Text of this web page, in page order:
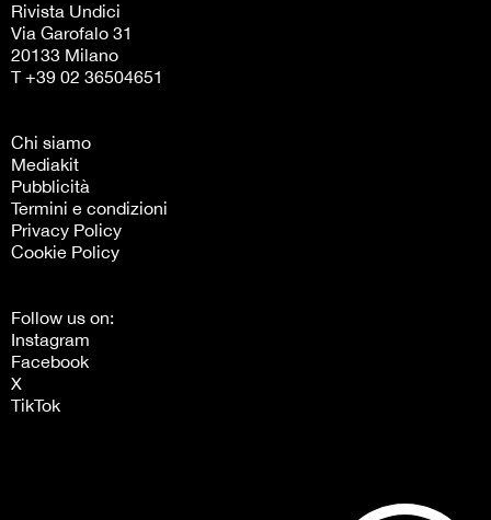
Rivista Undici
Via Garofalo 31
20133 Milano
T +39 02 36504651
Chi siamo
Mediakit
Pubblicità
Termini e condizioni
Privacy Policy
Cookie Policy
Follow us on:
Instagram
Facebook
X
TikTok